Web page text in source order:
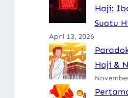
Haji:
Suatu
April 13, 2026
Haji &